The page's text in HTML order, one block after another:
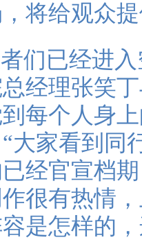
将给观众
们已经进
经理张笑
每个人身
大家看到同
经官宣档
很有热情
是怎样的